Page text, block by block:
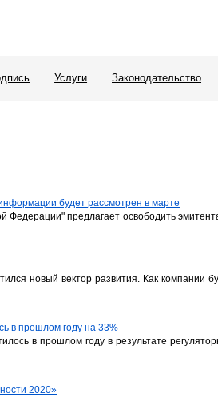
Услуги Законодательство
будет рассмотрен в марте
Федерации" предлагает освободить
новый вектор развития. Как компании
в прошлом году на 33%
в прошлом году в результате
2020»